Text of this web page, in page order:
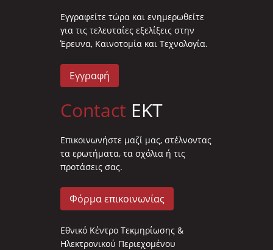
Eγγραφείτε τώρα και ενημερωθείτε
για τις τελευταίες εξελίξεις στην
Έρευνα, Καινοτομία και Τεχνολογία.
Εγγραφή
Contact EKT
Επικοινωνήστε μαζί μας, στέλνοντας
τα ερωτήματα, τα σχόλια ή τις
προτάσεις σας.
Φόρμα επικοινωνίας
Εθνικό Κέντρο Τεκμηρίωσης &
Ηλεκτρονικού Περιεχομένου